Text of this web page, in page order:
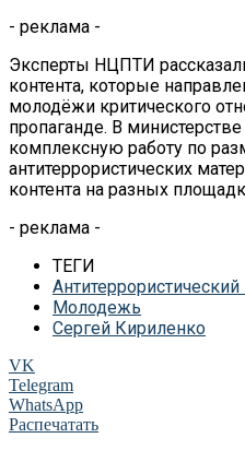
- реклама -
Эксперты НЦПТИ
контента, которые
молодёжи критического
пропаганде. В
комплексную работу по
антитеррористических
контента на разных
- реклама -
ТЕГИ
Антитеррористический
Молодежь
Сергей Кириленко
VK
Telegram
WhatsApp
Распечатать